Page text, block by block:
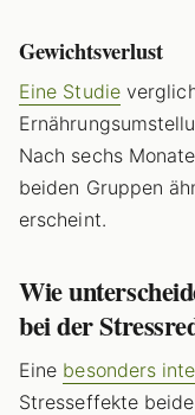
Gewichtsverlust
Eine Studie
Nach sechs
beiden Gruppen
erscheint.
Wie
bei der
Eine besonders
Stresseffekte